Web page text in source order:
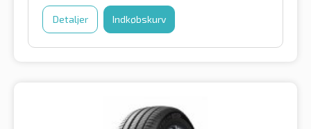
Detaljer Indkøbskurv